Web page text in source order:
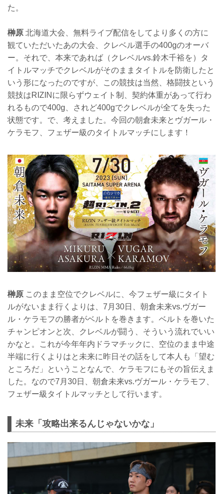
た。
榊原 北海道大会、無料ライブ配信をしてより多くの方に
観ていただいたあの大会、クレベル選手の400gのオーバ
ー。それで、本来であれば（クレベルvs.鈴木千裕を）タ
イトルマッチでクレベルがそのままタイトルを防衛したと
いう形になったのですが、この競技は当然、格闘技という
競技はRIZINに限らずウェイト制、契約体重があって行わ
れるもので400g、されど400gでクレベルが全てを失った
状態です。で、考えました。今回の朝倉未来とヴガール・
ケラモフ、フェザー級のタイトルマッチにします！
榊原 このまま空位でクレベルに、今フェザー級にタイト
ルがないまま行くよりは、7月30日、朝倉未来vs.ヴガー
ル・ケラモフの勝者がベルトを巻きます。ベルトを巻いた
チャンピオンと次、クレベルが闘う、そういう流れでいい
かなと。これが今年年内ドラマチックに、空位のまま中途
半端に行くよりはと未来に昨日その話をして本人も「望む
ところだ」ということなんで、ケラモフにもその旨伝えま
した。なので7月30日、朝倉未来vs.ヴガール・ケラモフ、
フェザー級タイトルマッチとして行います。
未来「攻略出来るんじゃないかな」